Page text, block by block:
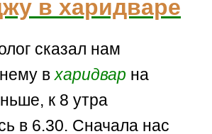
в харидваре
сказал нам
нему вхаридвар на
к 8 утра
в 6.30. Сначала нас